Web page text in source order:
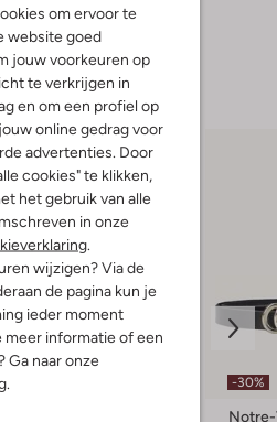
om ervoor te
website goed
jouw voorkeuren op
te verkrijgen in
en om een profiel op
online gedrag voor
advertenties. Door
cookies" te klikken,
het gebruik van alle
in onze
.
wijzigen? Via de
de pagina kun je
ieder moment
meer informatie of een
Ga naar onze
. -30%